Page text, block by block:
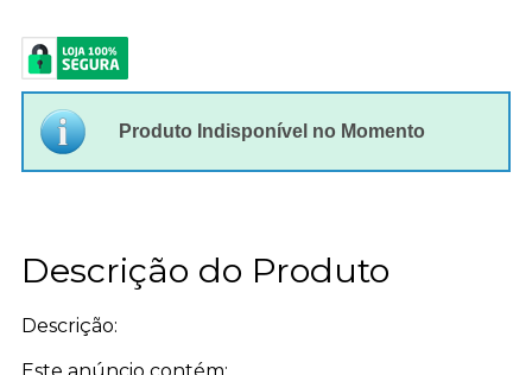
Produto Indisponível no Momento
Descrição do Produto
Descrição: